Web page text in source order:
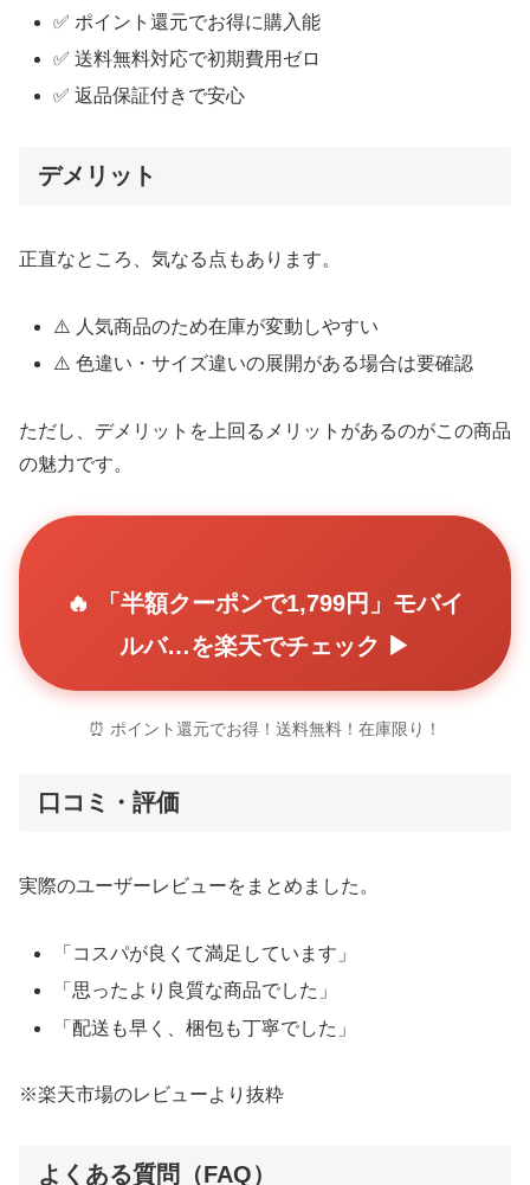
✅ ポイント還元でお得に購入能
✅ 送料無料対応で初期費用ゼロ
✅ 返品保証付きで安心
デメリット
正直なところ、気なる点もあります。
⚠️ 人気商品のため在庫が変動しやすい
⚠️ 色違い・サイズ違いの展開がある場合は要確認
ただし、デメリットを上回るメリットがあるのがこの商品
の魅力です。
🔥 「半額クーポンで1,799円」モバイ
ルバ…を楽天でチェック ▶
⏰ ポイント還元でお得！送料無料！在庫限り！
口コミ・評価
実際のユーザーレビューをまとめました。
「コスパが良くて満足しています」
「思ったより良質な商品でした」
「配送も早く、梱包も丁寧でした」
※楽天市場のレビューより抜粋
よくある質問（FAQ）